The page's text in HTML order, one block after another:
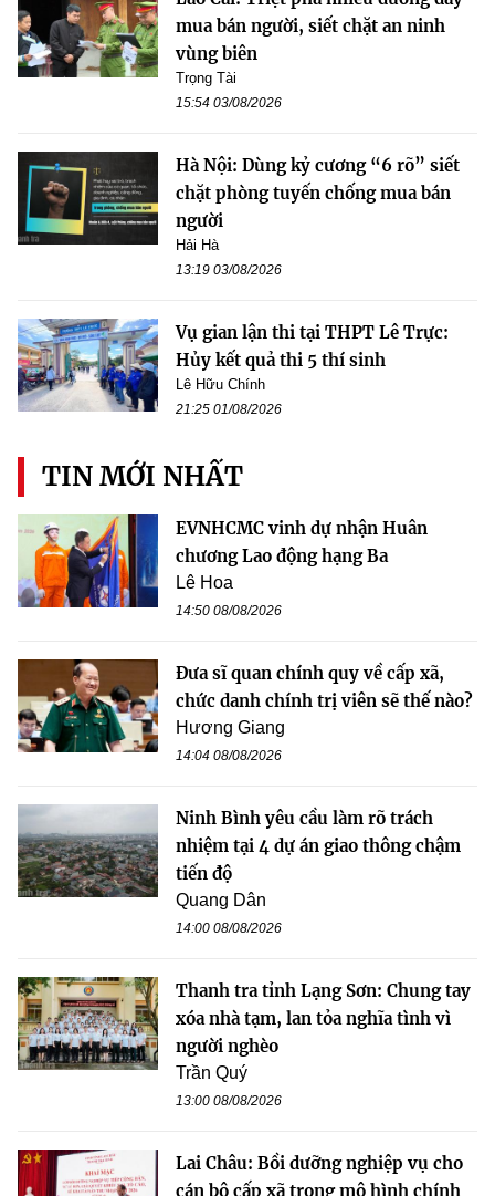
mua bán người, siết chặt an ninh
vùng biên
Trọng Tài
15:54 03/08/2026
Hà Nội: Dùng kỷ cương “6 rõ” siết
chặt phòng tuyến chống mua bán
người
Hải Hà
13:19 03/08/2026
Vụ gian lận thi tại THPT Lê Trực:
Hủy kết quả thi 5 thí sinh
Lê Hữu Chính
21:25 01/08/2026
TIN MỚI NHẤT
EVNHCMC vinh dự nhận Huân
chương Lao động hạng Ba
Lê Hoa
14:50 08/08/2026
Đưa sĩ quan chính quy về cấp xã,
chức danh chính trị viên sẽ thế nào?
Hương Giang
14:04 08/08/2026
Ninh Bình yêu cầu làm rõ trách
nhiệm tại 4 dự án giao thông chậm
tiến độ
Quang Dân
14:00 08/08/2026
Thanh tra tỉnh Lạng Sơn: Chung tay
xóa nhà tạm, lan tỏa nghĩa tình vì
người nghèo
Trần Quý
13:00 08/08/2026
Lai Châu: Bồi dưỡng nghiệp vụ cho
cán bộ cấp xã trong mô hình chính